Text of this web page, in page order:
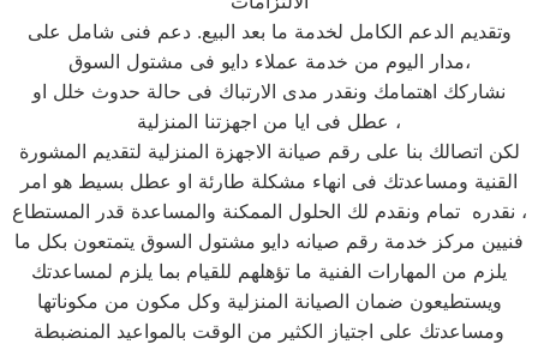
وتقديم الدعم الكامل لخدمة ما بعد البيع. دعم فنى شامل على
مدار اليوم من خدمة عملاء دايو فى مشتول السوق،
نشاركك اهتمامك ونقدر مدى الارتباك فى حالة حدوث خلل او
عطل فى ايا من اجهزتنا المنزلية ،
لكن اتصالك بنا على رقم صيانة الاجهزة المنزلية لتقديم المشورة
القنية ومساعدتك فى انهاء مشكلة طارئة او عطل بسيط هو امر
نقدره تمام ونقدم لك الحلول الممكنة والمساعدة قدر المستطاع ،
فنيين مركز خدمة رقم صيانه دايو مشتول السوق يتمتعون بكل ما
يلزم من المهارات الفنية ما تؤهلهم للقيام بما يلزم لمساعدتك
ويستطيعون ضمان الصيانة المنزلية وكل مكون من مكوناتها
ومساعدتك على اجتياز الكثير من الوقت بالمواعيد المنضبطة